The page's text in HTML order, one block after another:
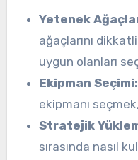
Yetenek
ağaçlarını
uygun olanları
Ekipman Seçimi:
ekipmanı
Stratejik
sırasında nasıl